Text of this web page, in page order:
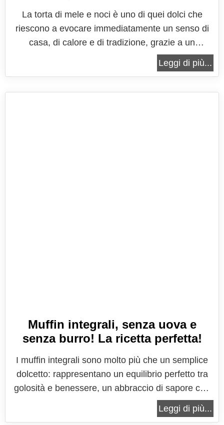
La torta di mele e noci è uno di quei dolci che
riescono a evocare immediatamente un senso di
casa, di calore e di tradizione, grazie a un
equilibrio di sapori che parla un linguaggio
semplice ma profondamente rassicurante. È una
Leggi di più...
Muffin integrali, senza uova e
senza burro! La ricetta perfetta!
I muffin integrali sono molto più che un semplice
dolcetto: rappresentano un equilibrio perfetto tra
golosità e benessere, un abbraccio di sapore che
riesce a conquistare tanto chi ama la dolcezza
autentica quanto chi cerca leggerezza e ingredienti
Leggi di più...